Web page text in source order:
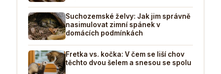
Suchozemské želvy: Jak jim správně
nasimulovat zimní spánek v
domácích podmínkách
Fretka vs. kočka: V čem se liší chov
těchto dvou šelem a snesou se spolu